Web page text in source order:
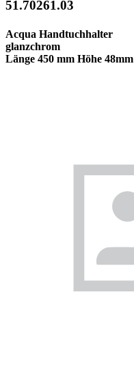
51.70261.03
Acqua Handtuchhalter
glanzchrom
Länge 450 mm Höhe 48mm